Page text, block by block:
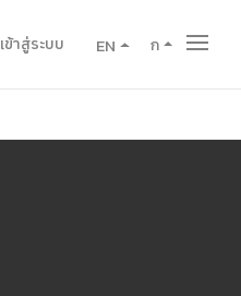
เข้าสู่ระบบ EN ก